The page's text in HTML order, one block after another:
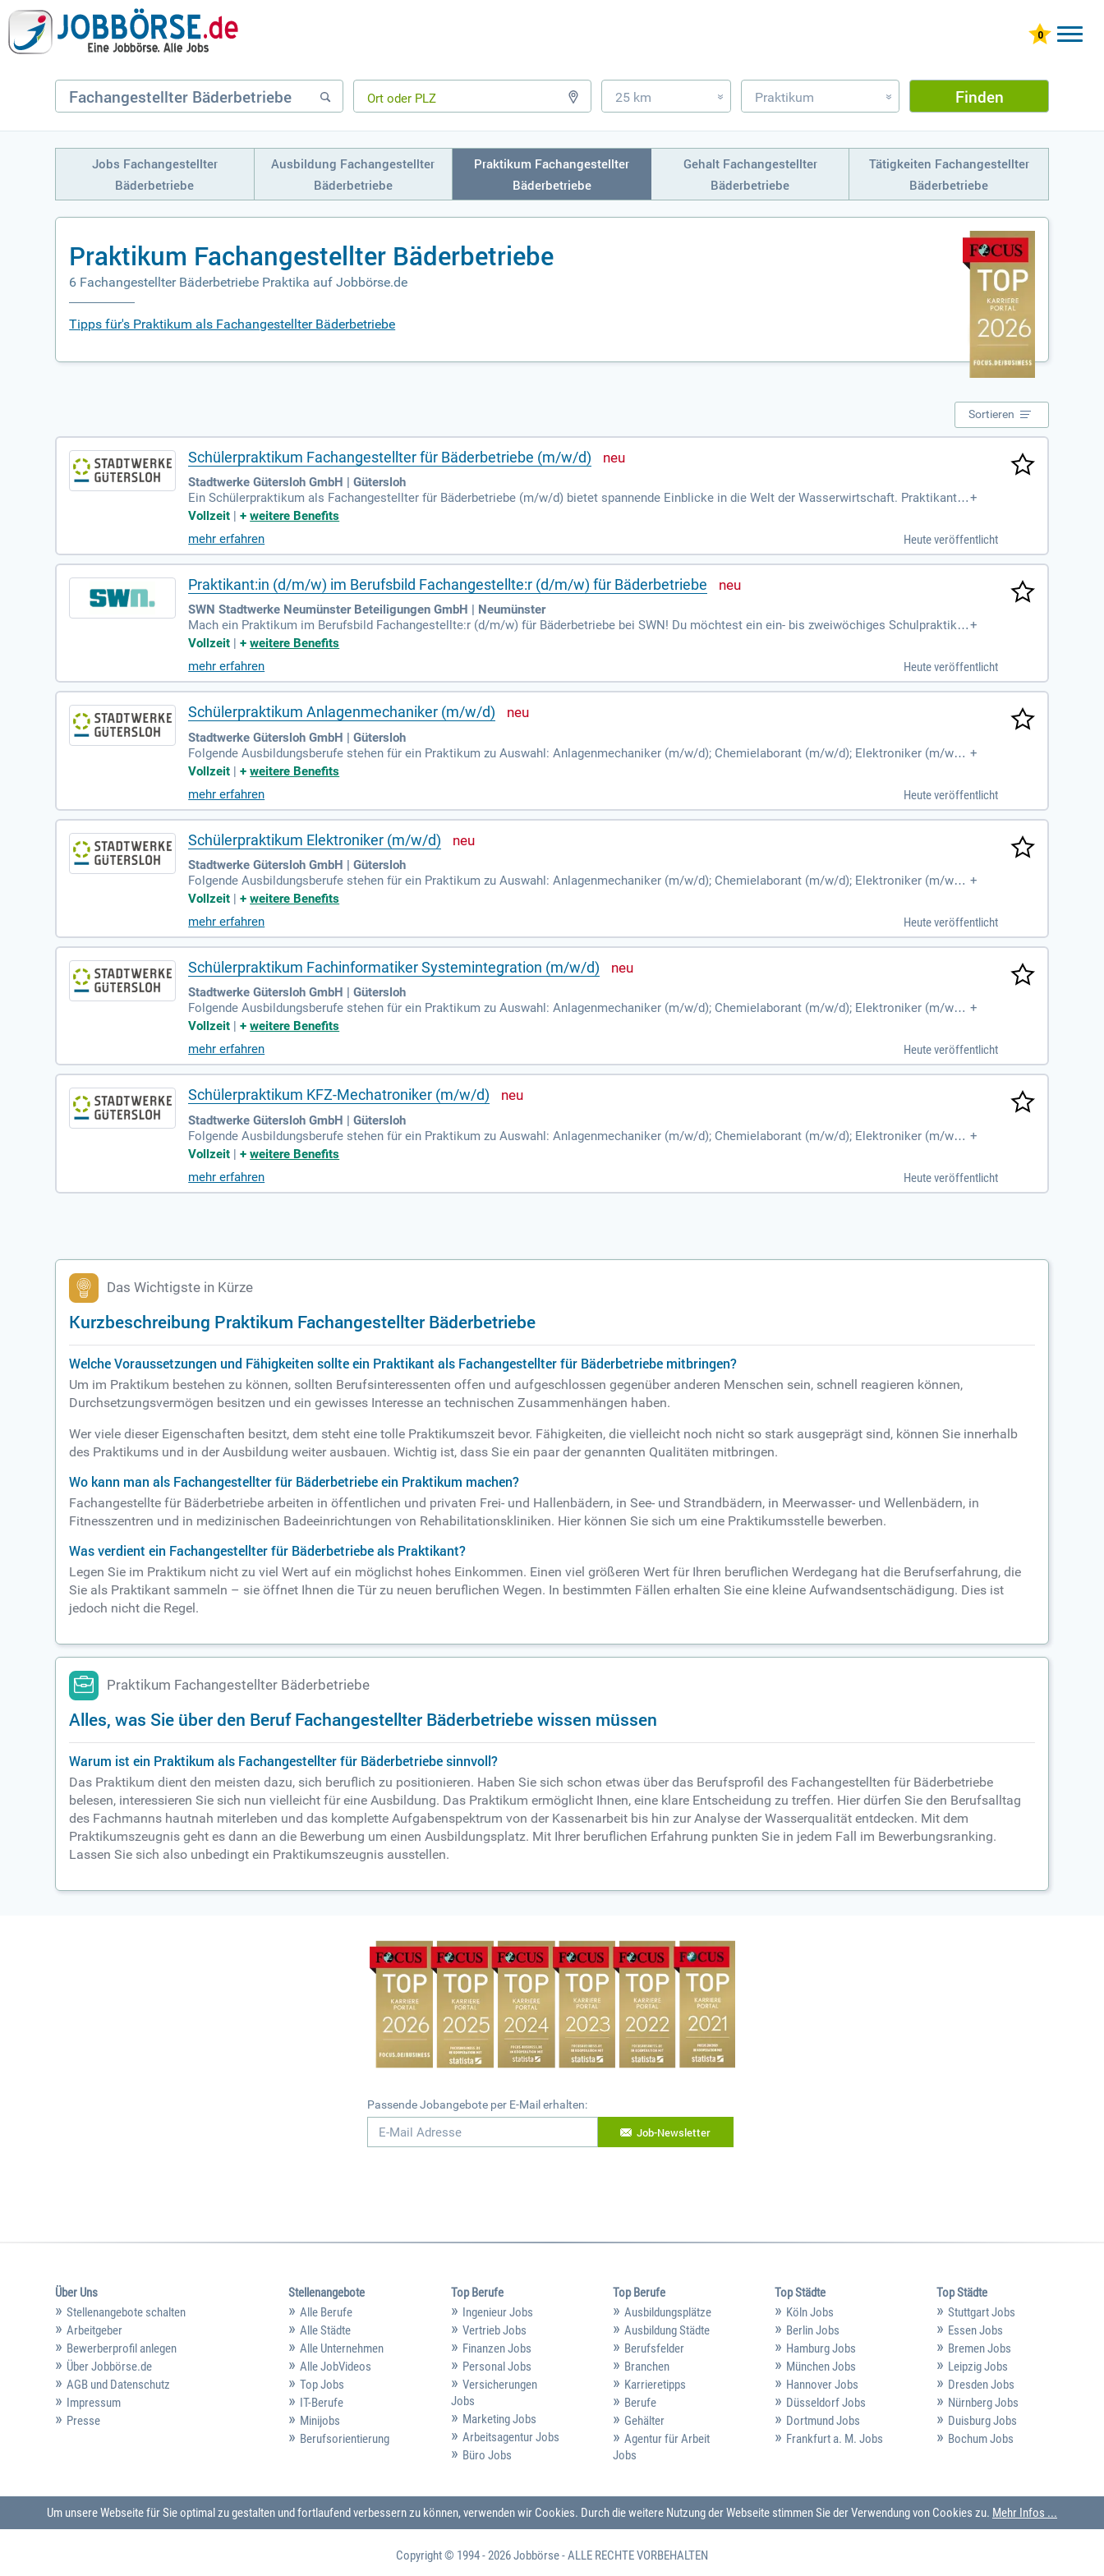
25 km » Praktikum » Finden
Jobs Fachangestellter
Bäderbetriebe
Ausbildung Fachangestellter
Bäderbetriebe
Praktikum Fachangestellter
Bäderbetriebe
Gehalt Fachangestellter
Bäderbetriebe
Tätigkeiten Fachangestellter
Bäderbetriebe
Praktikum Fachangestellter Bäderbetriebe
6 Fachangestellter Bäderbetriebe Praktika auf Jobbörse.de
Tipps für's Praktikum als Fachangestellter Bäderbetriebe
Sortieren
Schülerpraktikum Fachangestellter für Bäderbetriebe (m/w/d)
Stadtwerke Gütersloh GmbH | Gütersloh
Ein Schülerpraktikum als Fachangestellter für Bäderbetriebe (m/w/d) bietet spannende Einblicke in die Welt der Wasserwirtschaft. Praktikante
n lernen, wie man den Badebetrieb organisiert und die Badewasserqualität überwacht. Zu den Aufgaben gehören auch die Pflege und Wartung d
cherwünsche erkannt und mit Angeboten für Sport und Spaß umgesetzt. Bewirb dich jetzt für dein Praktikum und entdecke die vielfältigen Mögl
ichkeiten in diesem Berufsfeld!
+
Vollzeit |+weitere Benefits
mehr erfahren
Heute veröffentlicht
Praktikant:in (d/m/w) im Berufsbild Fachangestellte:r (d/m/w) für Bäderbetriebe
SWN Stadtwerke Neumünster Beteiligungen GmbH | Neumünster
Mach ein Praktikum im Berufsbild Fachangestellte:r (d/m/w) für Bäderbetriebe bei SWN! Du möchtest ein ein- bis zweiwöchiges Schulpraktiku
m im Bad am Stadtwald machen? Super, dann bist du bei SWN genau richtig!
+
Vollzeit |+weitere Benefits
mehr erfahren
Heute veröffentlicht
Schülerpraktikum Anlagenmechaniker (m/w/d)
Stadtwerke Gütersloh GmbH | Gütersloh
Folgende Ausbildungsberufe stehen für ein Praktikum zu Auswahl: Anlagenmechaniker (m/w/d); Chemielaborant (m/w/d); Elektroniker (m/w/
d); Fachkraft im Fahrbetrieb (m/w/d); Fachangestellter für Bäderbetriebe (m/w/d); Fachinformatiker Systemintegration (
+
Vollzeit |+weitere Benefits
mehr erfahren
Heute veröffentlicht
Schülerpraktikum Elektroniker (m/w/d)
Stadtwerke Gütersloh GmbH | Gütersloh
Folgende Ausbildungsberufe stehen für ein Praktikum zu Auswahl: Anlagenmechaniker (m/w/d); Chemielaborant (m/w/d); Elektroniker (m/w/
d); Fachkraft im Fahrbetrieb (m/w/d); Fachangestellter für Bäderbetriebe (m/w/d); Fachinformatiker Systemintegration (
+
Vollzeit |+weitere Benefits
mehr erfahren
Heute veröffentlicht
Schülerpraktikum Fachinformatiker Systemintegration (m/w/d)
Stadtwerke Gütersloh GmbH | Gütersloh
Folgende Ausbildungsberufe stehen für ein Praktikum zu Auswahl: Anlagenmechaniker (m/w/d); Chemielaborant (m/w/d); Elektroniker (m/w/
d); Fachkraft im Fahrbetrieb (m/w/d); Fachangestellter für Bäderbetriebe (m/w/d); Fachinformatiker Systemintegration (
+
Vollzeit |+weitere Benefits
mehr erfahren
Heute veröffentlicht
Schülerpraktikum KFZ-Mechatroniker (m/w/d)
Stadtwerke Gütersloh GmbH | Gütersloh
Folgende Ausbildungsberufe stehen für ein Praktikum zu Auswahl: Anlagenmechaniker (m/w/d); Chemielaborant (m/w/d); Elektroniker (m/w/
d); Fachkraft im Fahrbetrieb (m/w/d); Fachangestellter für Bäderbetriebe (m/w/d); Fachinformatiker Systemintegration (
+
Vollzeit |+weitere Benefits
mehr erfahren
Heute veröffentlicht
Das Wichtigste in Kürze
Kurzbeschreibung Praktikum Fachangestellter Bäderbetriebe
Welche Voraussetzungen und Fähigkeiten sollte ein Praktikant als Fachangestellter für Bäderbetriebe mitbringen?
Um im Praktikum bestehen zu können, sollten Berufsinteressenten offen und aufgeschlossen gegenüber anderen Menschen sein, schnell reagieren können,
Durchsetzungsvermögen besitzen und ein gewisses Interesse an technischen Zusammenhängen haben.
Wer viele dieser Eigenschaften besitzt, dem steht eine tolle Praktikumszeit bevor. Fähigkeiten, die vielleicht noch nicht so stark ausgeprägt sind, können Sie innerhalb
des Praktikums und in der Ausbildung weiter ausbauen. Wichtig ist, dass Sie ein paar der genannten Qualitäten mitbringen.
Wo kann man als Fachangestellter für Bäderbetriebe ein Praktikum machen?
Fachangestellte für Bäderbetriebe arbeiten in öffentlichen und privaten Frei- und Hallenbädern, in See- und Strandbädern, in Meerwasser- und Wellenbädern, in
Fitnesszentren und in medizinischen Badeeinrichtungen von Rehabilitationskliniken. Hier können Sie sich um eine Praktikumsstelle bewerben.
Was verdient ein Fachangestellter für Bäderbetriebe als Praktikant?
Legen Sie im Praktikum nicht zu viel Wert auf ein möglichst hohes Einkommen. Einen viel größeren Wert für Ihren beruflichen Werdegang hat die Berufserfahrung, die
Sie als Praktikant sammeln – sie öffnet Ihnen die Tür zu neuen beruflichen Wegen. In bestimmten Fällen erhalten Sie eine kleine Aufwandsentschädigung. Dies ist
jedoch nicht die Regel.
Praktikum Fachangestellter Bäderbetriebe
Alles, was Sie über den Beruf Fachangestellter Bäderbetriebe wissen müssen
Warum ist ein Praktikum als Fachangestellter für Bäderbetriebe sinnvoll?
Das Praktikum dient den meisten dazu, sich beruflich zu positionieren. Haben Sie sich schon etwas über das Berufsprofil des Fachangestellten für Bäderbetriebe
belesen, interessieren Sie sich nun vielleicht für eine Ausbildung. Das Praktikum ermöglicht Ihnen, eine klare Entscheidung zu treffen. Hier dürfen Sie den Berufsalltag
des Fachmanns hautnah miterleben und das komplette Aufgabenspektrum von der Kassenarbeit bis hin zur Analyse der Wasserqualität entdecken. Mit dem
Praktikumszeugnis geht es dann an die Bewerbung um einen Ausbildungsplatz. Mit Ihrer beruflichen Erfahrung punkten Sie in jedem Fall im Bewerbungsranking.
Lassen Sie sich also unbedingt ein Praktikumszeugnis ausstellen.
Passende Jobangebote per E-Mail erhalten:
Job-Newsletter
Über Uns
Stellenangebote schalten
Arbeitgeber
Bewerberprofil anlegen
Über Jobbörse.de
AGB und Datenschutz
Impressum
Presse
Stellenangebote
Alle Berufe
Alle Städte
Alle Unternehmen
Alle JobVideos
Top Jobs
IT-Berufe
Minijobs
Berufsorientierung
Top Berufe
Ingenieur Jobs
Vertrieb Jobs
Finanzen Jobs
Personal Jobs
Versicherungen
Jobs
Marketing Jobs
Arbeitsagentur Jobs
Büro Jobs
Top Berufe
Ausbildungsplätze
Ausbildung Städte
Berufsfelder
Branchen
Karrieretipps
Berufe
Gehälter
Agentur für Arbeit
Jobs
Top Städte
Köln Jobs
Berlin Jobs
Hamburg Jobs
München Jobs
Hannover Jobs
Düsseldorf Jobs
Dortmund Jobs
Frankfurt a. M. Jobs
Top Städte
Stuttgart Jobs
Essen Jobs
Bremen Jobs
Leipzig Jobs
Dresden Jobs
Nürnberg Jobs
Duisburg Jobs
Bochum Jobs
Um unsere Webseite für Sie optimal zu gestalten und fortlaufend verbessern zu können, verwenden wir Cookies. Durch die weitere Nutzung der Webseite stimmen Sie der Verwendung von Cookies zu. Mehr Infos ...
Copyright © 1994 - 2026Jobbörse- ALLE RECHTE VORBEHALTEN